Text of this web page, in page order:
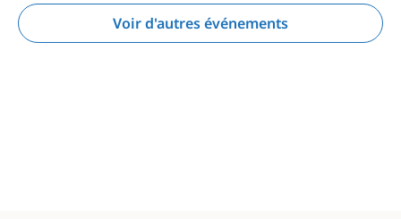
Voir d'autres événements